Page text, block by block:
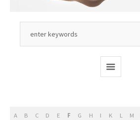
A B C D E F G H I K L M